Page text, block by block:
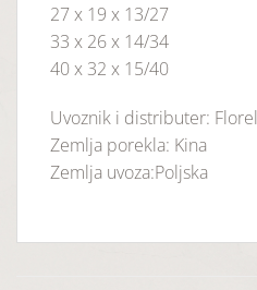
27 x 19 x 13/27
33 x 26 x 14/34
40 x 32 x 15/40
Uvoznik i distributer:
Zemlja porekla: Kina
Zemlja uvoza:Poljska